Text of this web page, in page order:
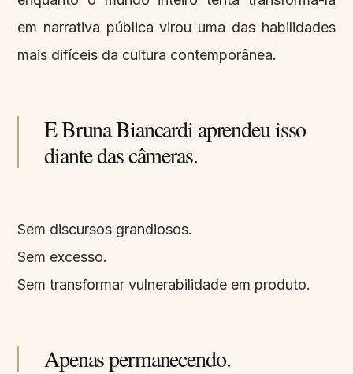
em narrativa pública virou uma das habilidades
mais difíceis da cultura contemporânea.
E Bruna Biancardi aprendeu isso
diante das câmeras.
Sem discursos grandiosos.
Sem excesso.
Sem transformar vulnerabilidade em produto.
Apenas permanecendo.